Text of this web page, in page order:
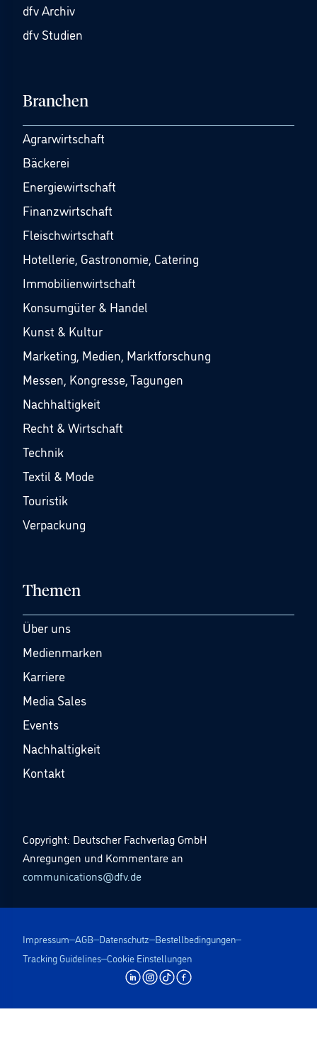
dfv Archiv
dfv Studien
Branchen
Agrarwirtschaft
Bäckerei
Energiewirtschaft
Finanzwirtschaft
Fleischwirtschaft
Hotellerie, Gastronomie, Catering
Immobilienwirtschaft
Konsumgüter & Handel
Kunst & Kultur
Marketing, Medien, Marktforschung
Messen, Kongresse, Tagungen
Nachhaltigkeit
Recht & Wirtschaft
Technik
Textil & Mode
Touristik
Verpackung
Themen
Über uns
Medienmarken
Karriere
Media Sales
Events
Nachhaltigkeit
Kontakt
Copyright: Deutscher Fachverlag GmbH
Anregungen und Kommentare an
communications@dfv.de
Impressum AGB Datenschutz Bestellbedingungen
Tracking Guidelines Cookie Einstellungen